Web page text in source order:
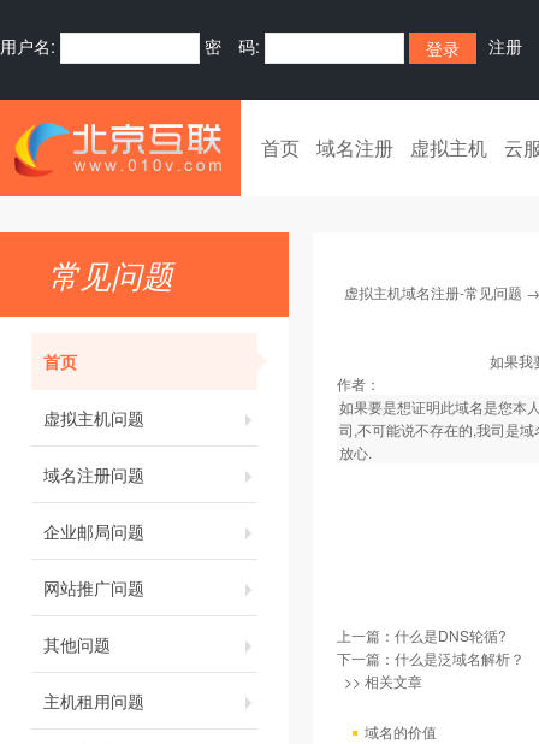
用户名: 密 码: 注册
首页 域名注册 虚拟主机 云
常见问题
首页
虚拟主机问题
域名注册问题
企业邮局问题
网站推广问题
其他问题
主机租用问题
虚拟主机域名注册-常见问题
如果我
作者：
如果要是想证明此域名是您本
司,不可能说不存在的,我司是
放心.
上一篇： 什么是DNS轮循?
下一篇： 什么是泛域名解析？
>> 相关文章
域名的价值